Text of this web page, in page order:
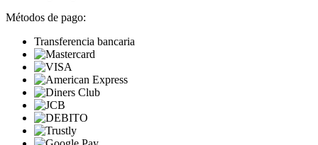
Métodos de pago:
Transferencia bancaria